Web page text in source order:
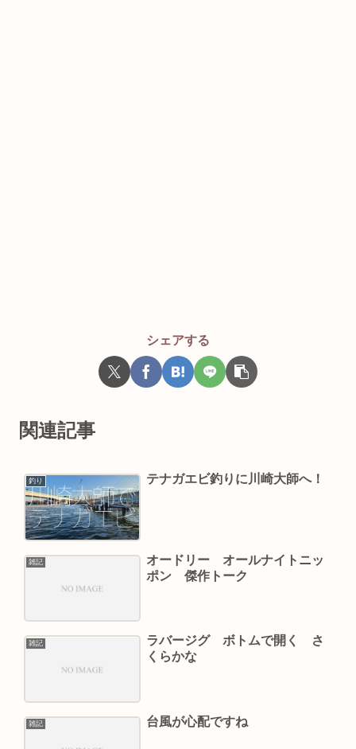
シェアする
関連記事
釣り テナガエビ釣りに川崎大師へ！
雑記
オードリー オールナイトニッ
ポン 傑作トーク
雑記
ラバージグ ボトムで開く さ
くらかな
雑記 台風が心配ですね